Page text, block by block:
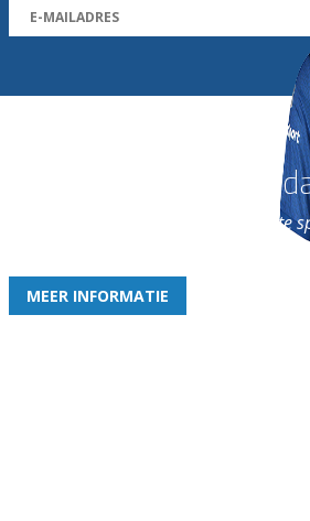
Word nu lid van
en geniet iedere week van het leukste
MEER INFORMATIE